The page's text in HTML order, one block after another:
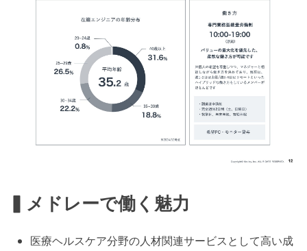
▍メドレーで働く魅力
医療ヘルスケア分野の人材関連サービスとして高い成